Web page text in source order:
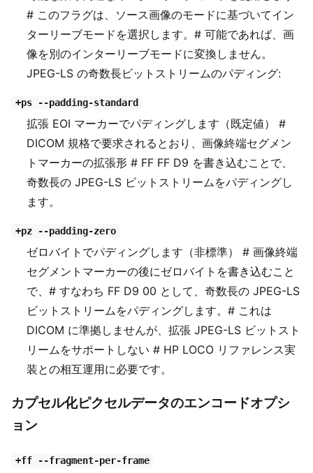
# このフラグは、ソース画像のモードに基づいてイン
ターリーブモードを選択します。# 可能であれば、画
像を別のインターリーブモードに変換しません。
JPEG-LS の奇数長ビットストリームのパディング:
+ps --padding-standard
拡張 EOI マーカーでパディングします（既定値） #
DICOM 規格で要求されるとおり、画像終端セグメン
トマーカーの拡張形 # FF FF D9 を書き込むことで、
奇数長の JPEG-LS ビットストリームをパディングし
ます。
+pz --padding-zero
ゼロバイトでパディングします（非標準） # 画像終端
セグメントマーカーの後にゼロバイトを書き込むこと
で、# すなわち FF D9 00 として、奇数長の JPEG-LS
ビットストリームをパディングします。# これは
DICOM に準拠しませんが、拡張 JPEG-LS ビットスト
リームをサポートしない # HP LOCO リファレンス実
装との相互運用に必要です。
カプセル化ピクセルデータのエンコードオプシ
ョン
+ff --fragment-per-frame